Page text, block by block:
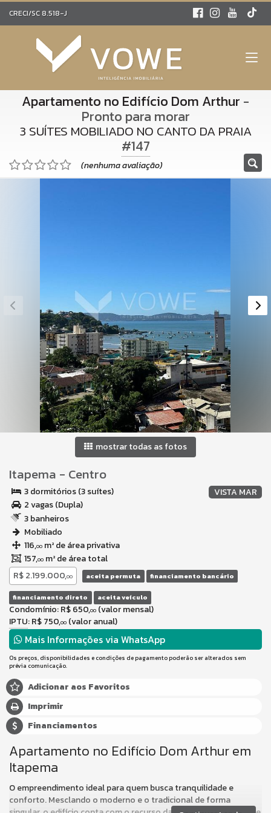
CRECI/SC 8.518-J
Apartamento no Edifício Dom Arthur -
Pronto para morar
3 SUÍTES MOBILIADO NO CANTO DA PRAIA
#147
(nenhuma avaliação)
mostrar todas as fotos
Itapema - Centro
VISTA MAR
3 dormitórios (3 suítes)
2 vagas (Dupla)
3 banheiros
Mobiliado
116,00 m² de área privativa
157,00 m² de área total
R$ 2.199.000,00 aceita permuta financiamento bancário
financiamento direto aceita veículo
Condomínio: R$ 650,00 (valor mensal)
IPTU: R$ 750,00 (valor anual)
Mais Informações via WhatsApp
Os preços, disponibilidades e condições de pagamento poderão ser alterados sem
prévia comunicação.
Adicionar aos Favoritos
Imprimir
Financiamentos
Apartamento no Edifício Dom Arthur em
Itapema
O empreendimento ideal para quem busca tranquilidade e
conforto. Mesclando o moderno e o tradicional de forma